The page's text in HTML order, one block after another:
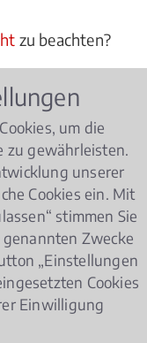
zu beachten?
Kollegen
Fragen des
der Geburt
um die
zu gewährleisten.
unserer
Cookies ein. Mit
stimmen Sie
Zwecke
„Einstellungen
Cookies
Einwilligung